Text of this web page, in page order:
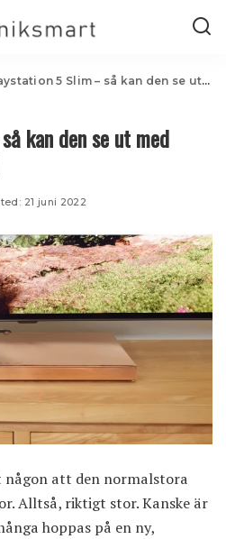
5 Slim – så kan den se ut med vattenkylning (video)
kan den se ut med
21 juni 2022
att den normalstora
Alltså, riktigt stor. Kanske är
hoppas på en ny,